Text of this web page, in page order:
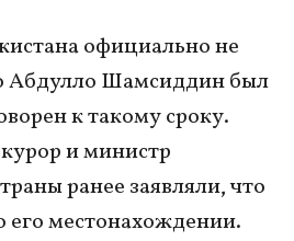
официально не
Абдулло Шамсиддин был
к такому сроку.
и министр
ранее заявляли, что
его местонахождении.